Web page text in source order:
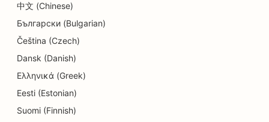
SEO za električarje
SEO za kemične čistilnice
SEO za trgovine z elektroniko
SEO za inženirska podjetja
中文 (Chinese)
Български (Bulgarian)
Čeština (Czech)
Dansk (Danish)
Ελληνικά (Greek)
Eesti (Estonian)
Suomi (Finnish)